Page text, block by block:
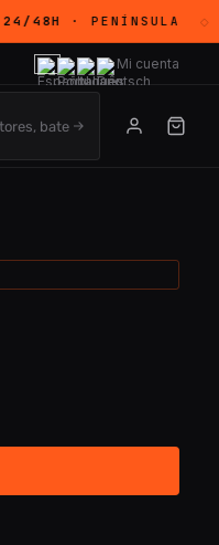
48H· PENÍNSULA
Mi cuenta